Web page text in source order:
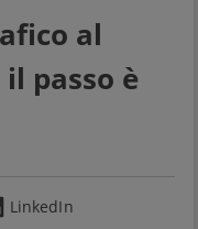
al
passo è
LinkedIn